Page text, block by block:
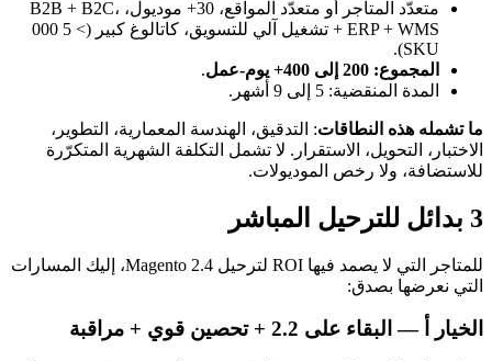
متعدّد المتاجر أو متعدّد المواقع، 30+ موديول، B2B + B2C،
ERP + WMS + تشغيل آلي للتسويق، كاتالوغ كبير (> 5 000
SKU).
المجموع: 200 إلى 400+ يوم-عمل
المدة المنقضية: 5 إلى 9 أشهر.
ما تشمله هذه النطاقات: التدقيق، الهندسة المعمارية، التطوير،
الاختبار، التحويل، الاستقرار. لا تشمل التكلفة الشهرية المتكرّرة
للاستضافة، ولا رخص الموديولات.
3 بدائل للترحيل المباشر
للمتاجر التي لا يصمد فيها ROI لترحيل Magento 2.4، إليك المسارات
التي نعرضها بصدق:
الخيار أ — البقاء على 2.2 + تحصين قوي + مراقبة